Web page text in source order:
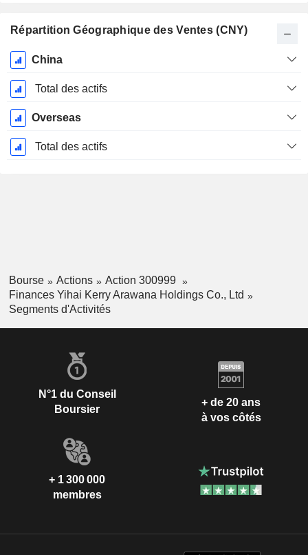
Répartition Géographique des Ventes (CNY)
Période
Fiscale:
Décembre
China
Total des actifs
Overseas
Total des actifs
Bourse Actions
Action 300999
Finances Yihai Kerry Arawana Holdings Co., Ltd
Segments d'Activités
N°1 du Conseil
Boursier
+ de 20 ans
à vos côtés
+ 1 300 000
membres